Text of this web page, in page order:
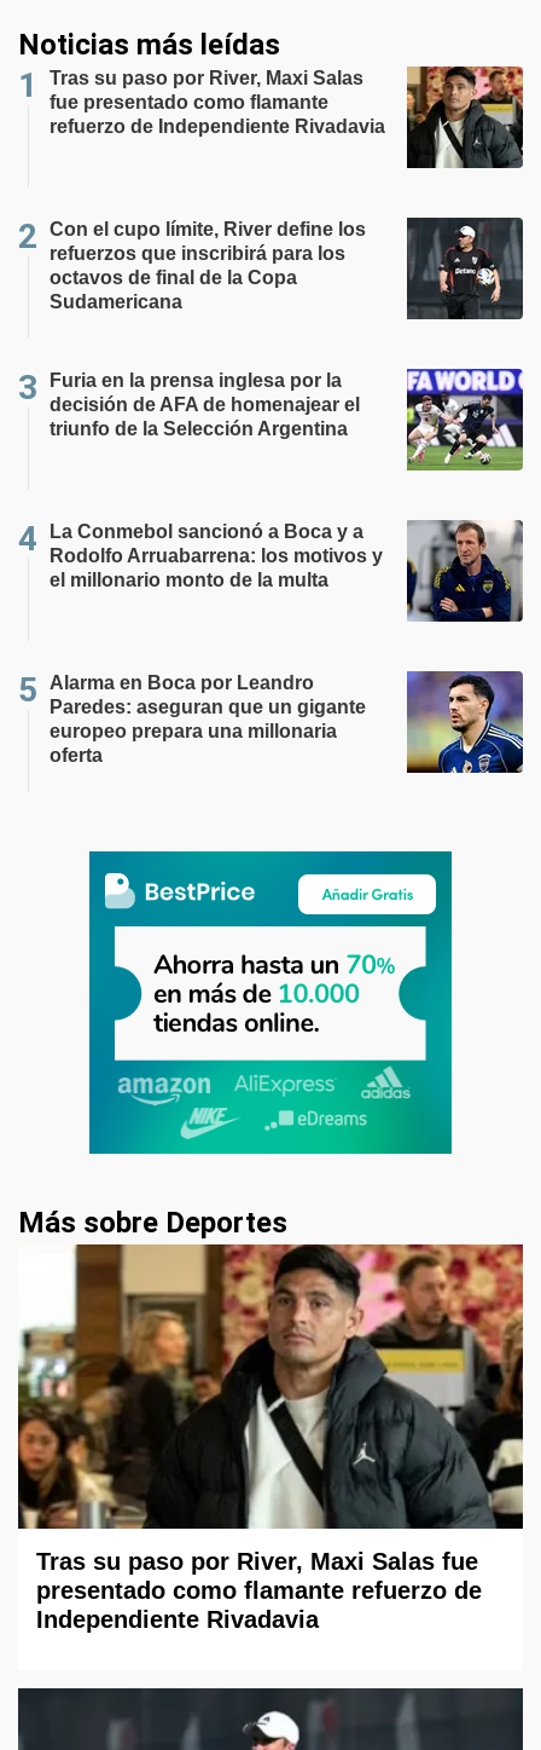
Noticias más leídas
Tras su paso por River, Maxi Salas
fue presentado como flamante
refuerzo de Independiente Rivadavia
Con el cupo límite, River define los
refuerzos que inscribirá para los
octavos de final de la Copa
Sudamericana
Furia en la prensa inglesa por la
decisión de AFA de homenajear el
triunfo de la Selección Argentina
La Conmebol sancionó a Boca y a
Rodolfo Arruabarrena: los motivos y
el millonario monto de la multa
Alarma en Boca por Leandro
Paredes: aseguran que un gigante
europeo prepara una millonaria
oferta
Más sobre Deportes
Tras su paso por River, Maxi Salas fue
presentado como flamante refuerzo de
Independiente Rivadavia